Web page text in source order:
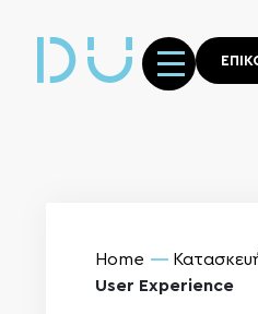
Home
User Experience